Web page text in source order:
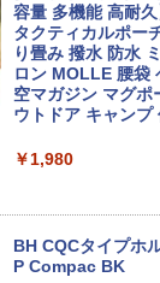
ム (機動戦士ガン
ンプラ エントリー
￥1,470
【楽天ランキング
￥1,580
イ ウォーハンマー
ハイヴフリート・
ニッド・ウォリア
備） 1/18スケール
ションフィギュア
ンタジーVII』 セ
容量 多機能 高耐
タクティカルポー
り畳み 撥水 防水
ロン MOLLE 腰袋
空マガジン マグポ
ウトドア キャンプ
￥1,980
BH CQCタイプホ
P Compac BK